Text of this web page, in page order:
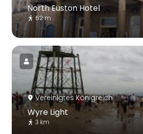
North Euston Hotel
62 m
Vereinigtes Königreich
Wyre Light
3 km